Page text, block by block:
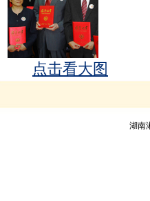
点击看大图
湖南